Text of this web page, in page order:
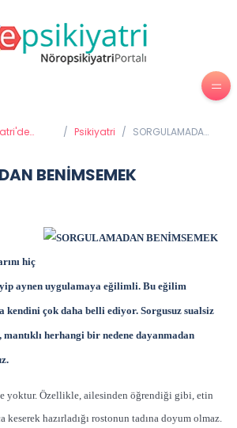
/ Psikiyatri / SORGULAMADAN
BENİMSEMEK
hiç
aynen uygulamaya eğilimli. Bu eğilim
kendini çok daha belli ediyor. Sorgusuz sualsiz
herhangi bir nedene dayanmadan
yoktur. Özellikle, ailesinden öğrendiği gibi, etin
keserek hazırladığı rostonun tadına doyum olmaz.